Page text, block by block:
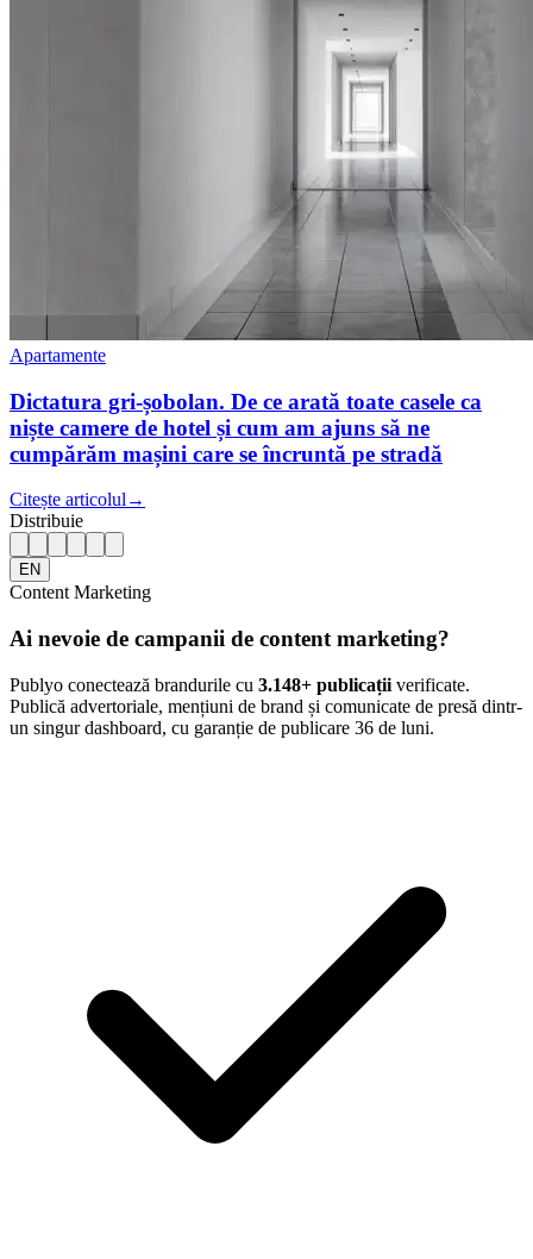
Apartamente
Dictatura gri-șobolan. De ce arată toate casele ca
niște camere de hotel și cum am ajuns să ne
cumpărăm mașini care se încruntă pe stradă
Citește articolul →
Distribuie
EN
Content Marketing
Ai nevoie de campanii de content marketing?
Publyo conectează brandurile cu 3.148+ publicații verificate.
Publică advertoriale, mențiuni de brand și comunicate de presă dintr-
un singur dashboard, cu garanție de publicare 36 de luni.